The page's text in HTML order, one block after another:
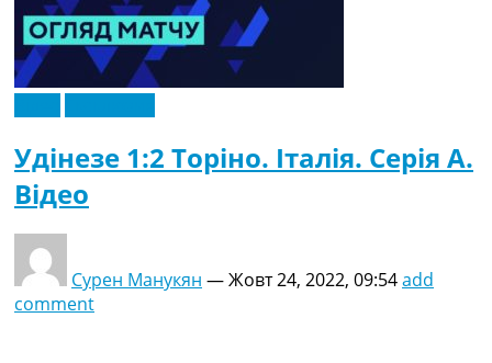
Удінезе 1:2 Торіно. Італія. Серія A.
Відео
Сурен Манукян —Жовт 24, 2022, 09:54add
comment